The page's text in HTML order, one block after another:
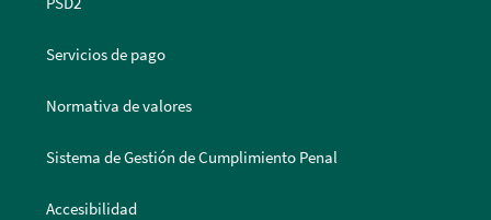
Servicios de pago
Normativa de valores
Sistema de Gestión de Cumplimiento Penal
Accesibilidad